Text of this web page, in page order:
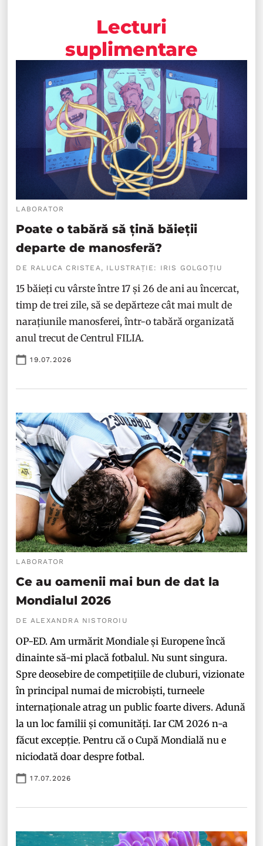
Lecturi
suplimentare
LABORATOR
Poate o tabără să țină băieții
departe de manosferă?
DE RALUCA CRISTEA, ILUSTRAȚIE: IRIS GOLGOȚIU
15 băieți cu vârste între 17 și 26 de ani au încercat,
timp de trei zile, să se depărteze cât mai mult de
narațiunile manosferei, într-o tabără organizată
anul trecut de Centrul FILIA.
19.07.2026
LABORATOR
Ce au oamenii mai bun de dat la
Mondialul 2026
DE ALEXANDRA NISTOROIU
OP-ED. Am urmărit Mondiale și Europene încă
dinainte să-mi placă fotbalul. Nu sunt singura.
Spre deosebire de competițiile de cluburi, vizionate
în principal numai de microbiști, turneele
internaționale atrag un public foarte divers. Adună
la un loc familii și comunități. Iar CM 2026 n-a
făcut excepție. Pentru că o Cupă Mondială nu e
niciodată doar despre fotbal.
17.07.2026